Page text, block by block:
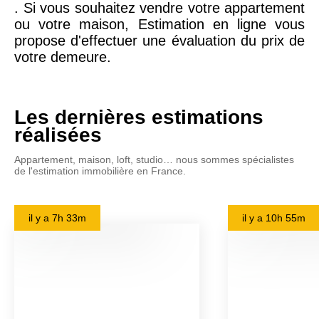
. Si vous souhaitez vendre votre appartement
ou votre maison, Estimation en ligne vous
propose d'effectuer une évaluation du prix de
votre demeure.
Les dernières estimations
réalisées
Appartement, maison, loft, studio… nous sommes spécialistes
de l'estimation immobilière en France.
il y a 7h 33m il y a 10h 55m